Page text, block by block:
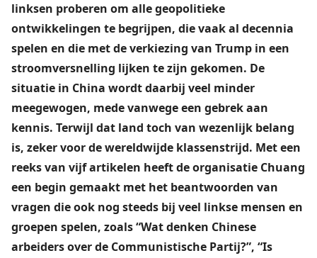
linksen proberen om alle geopolitieke
ontwikkelingen te begrijpen, die vaak al decennia
spelen en die met de verkiezing van Trump in een
stroomversnelling lijken te zijn gekomen. De
situatie in China wordt daarbij veel minder
meegewogen, mede vanwege een gebrek aan
kennis. Terwijl dat land toch van wezenlijk belang
is, zeker voor de wereldwijde klassenstrijd. Met een
reeks van vijf artikelen heeft de organisatie Chuang
een begin gemaakt met het beantwoorden van
vragen die ook nog steeds bij veel linkse mensen en
groepen spelen, zoals “Wat denken Chinese
arbeiders over de Communistische Partij?”, “Is